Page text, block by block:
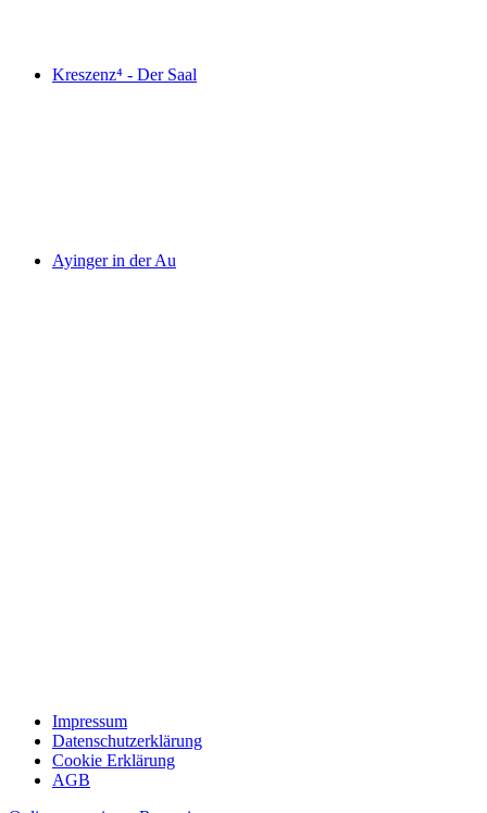
Kreszenz⁴ - Der Saal
Ayinger in der Au
Impressum
Datenschutzerklärung
Cookie Erklärung
AGB